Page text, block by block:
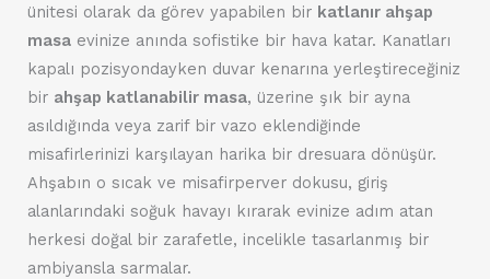
ünitesi olarak da görev yapabilen bir katlanır ahşap
masa evinize anında sofistike bir hava katar. Kanatları
kapalı pozisyondayken duvar kenarına yerleştireceğiniz
bir ahşap katlanabilir masa, üzerine şık bir ayna
asıldığında veya zarif bir vazo eklendiğinde
misafirlerinizi karşılayan harika bir dresuara dönüşür.
Ahşabın o sıcak ve misafirperver dokusu, giriş
alanlarındaki soğuk havayı kırarak evinize adım atan
herkesi doğal bir zarafetle, incelikle tasarlanmış bir
ambiyansla sarmalar.